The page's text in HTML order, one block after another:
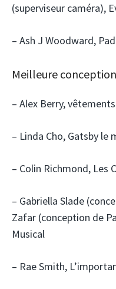
(superviseur caméra),
– Ash J Woodward,
Meilleure
– Alex Berry,
– Linda Cho, Gatsby le
– Colin Richmond, Les
– Gabriella Slade
Zafar (conception de
Musical
– Rae Smith,